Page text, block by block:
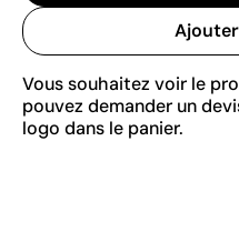
Vous souhaitez voir le
pouvez demander un
logo dans le panier.